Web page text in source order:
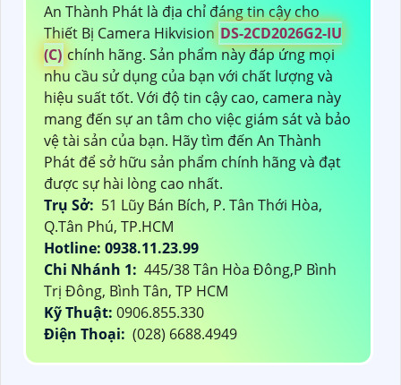
An Thành Phát là địa chỉ đáng tin cậy cho
Thiết Bị Camera Hikvision DS-2CD2026G2-IU
(C) chính hãng. Sản phẩm này đáp ứng mọi
nhu cầu sử dụng của bạn với chất lượng và
hiệu suất tốt. Với độ tin cậy cao, camera này
mang đến sự an tâm cho việc giám sát và bảo
vệ tài sản của bạn. Hãy tìm đến An Thành
Phát để sở hữu sản phẩm chính hãng và đạt
được sự hài lòng cao nhất.
Trụ Sở: 51 Lũy Bán Bích, P. Tân Thới Hòa,
Q.Tân Phú, TP.HCM
Hotline: 0938.11.23.99
Chi Nhánh 1: 445/38 Tân Hòa Đông,P Bình
Trị Đông, Bình Tân, TP HCM
Kỹ Thuật: 0906.855.330
Điện Thoại: (028) 6688.4949